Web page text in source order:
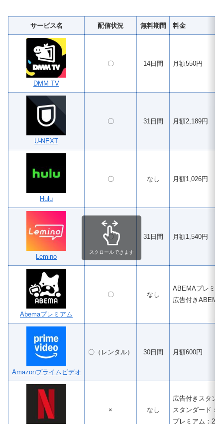
サービス名 配信状況 無料期間 料金
DMM TV
〇 14日間 月額550円
U-NEXT
〇 31日間 月額2,189円
Hulu
〇 なし 月額1,026円
Lemino
〇 31日間 月額1,540円
Abemaプレミアム
〇 なし
ABEMAプレミ
広告付き
Amazonプライムビデオ
〇（レンタル） 30日間 月額600円
× なし
広告付きスタン
スタンダード：
プレミアム：
スクロールできます